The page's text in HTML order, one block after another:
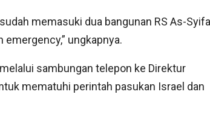
memasuki dua bangunan RS As-
emergency,” ungkapnya.
sambungan telepon ke Direktur
mematuhi perintah pasukan Israel dan